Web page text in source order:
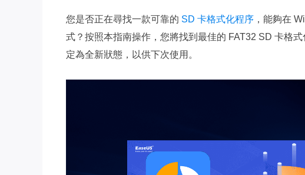
您是否正在尋找一款可靠的 SD 卡格式化程序 ，能夠在
式？按照本指南操作，您將找到最佳的 FAT32 SD 卡格
定為全新狀態，以供下次使用。